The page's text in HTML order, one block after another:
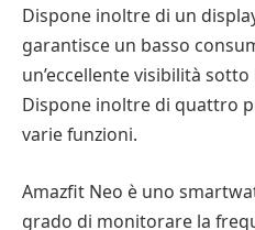
Dispone inoltre di un
garantisce un basso
un’eccellente visibilità
Dispone inoltre di quattro
varie funzioni.
Amazfit Neo è uno
grado di monitorare la